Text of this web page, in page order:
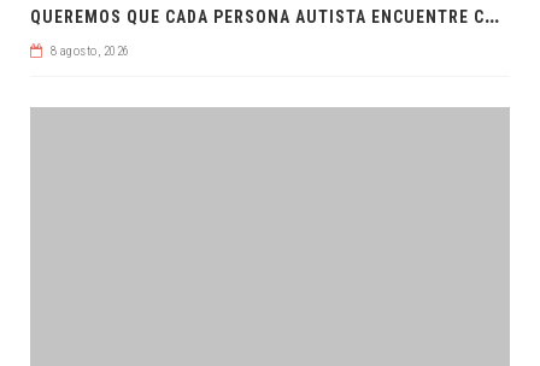
Q
UEREMOS QUE CADA PERSONA AUTISTA ENCUENTRE COMPRENSIÓN: JDM
8 agosto, 2026